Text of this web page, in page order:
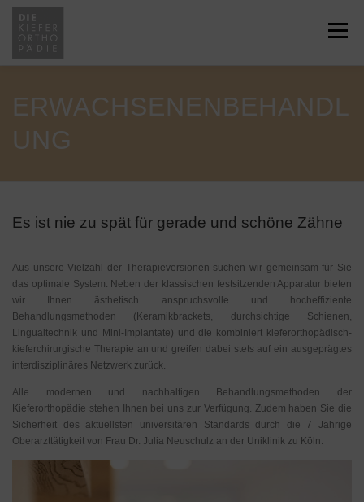
Zum
Inhalt
springen
Menü
HOME ÜBER UNS JOBS
KONTAKT RECHTLICHES
ÜBERWEISUNG
ERWACHSENENBEHANDL
UNG
Es ist nie zu spät für gerade und schöne Zähne
Aus unsere Vielzahl der Therapieversionen suchen wir gemeinsam für Sie
das optimale System. Neben der klassischen festsitzenden Apparatur bieten
wir Ihnen ästhetisch anspruchsvolle und hocheffiziente
Behandlungsmethoden (Keramikbrackets, durchsichtige Schienen,
Lingualtechnik und Mini-Implantate) und die kombiniert kieferorthopädisch-
kieferchirurgische Therapie an und greifen dabei stets auf ein ausgeprägtes
interdisziplinäres Netzwerk zurück.
Alle modernen und nachhaltigen Behandlungsmethoden der
Kieferorthopädie stehen Ihnen bei uns zur Verfügung. Zudem haben Sie die
Sicherheit des aktuellsten universitären Standards durch die 7 Jährige
Oberarzttätigkeit von Frau Dr. Julia Neuschulz an der Uniklinik zu Köln.